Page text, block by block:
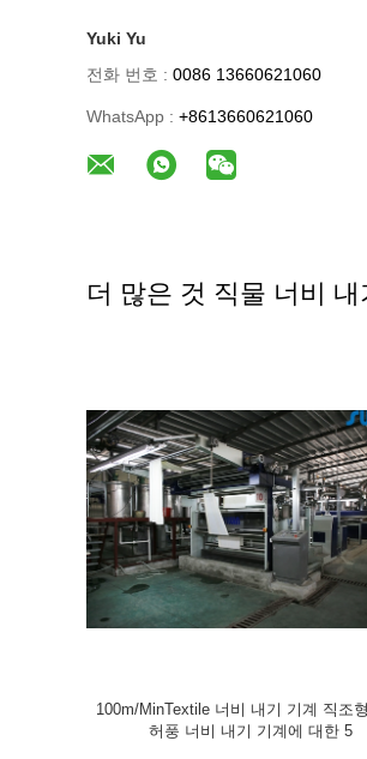
Yuki Yu
전화 번호 : 0086 13660621060
WhatsApp : +8613660621060
더 많은 것 직물 너비 내
테리 직물 타월을 위해 장비 2600 밀리
완성하는 완전한 타월 스텐터 구성 직